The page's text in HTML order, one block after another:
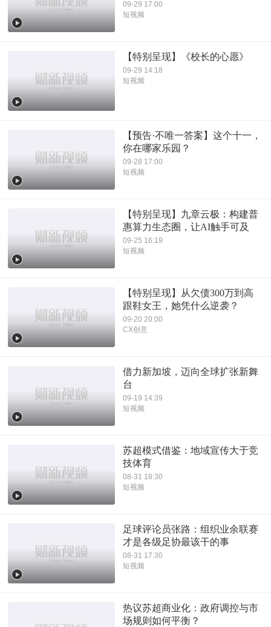
09-29 17:00
短视频
【特别呈现】《校长的心愿》
09-29 14:18
短视频
【预告·不唯一答案】这个十一，
你在哪家乐园？
09-28 17:00
短视频
【特别呈现】九章云极：构建普
惠算力生态圈，让AI触手可及
09-25 16:19
短视频
【特别呈现】从欠债300万到高
跟鞋女王，她凭什么逆袭？
09-20 20:00
CX创意
借力新加坡，迈向全球扩张新舞
台
09-19 14:39
短视频
苏超模式借鉴：地域宣传大于竞
技体育
08-31 18:30
短视频
足球评论员张路：组织业余联赛
才是各级足协最该干的事
08-31 17:30
短视频
热议苏超商业化：政府调控与市
场规则如何平衡？